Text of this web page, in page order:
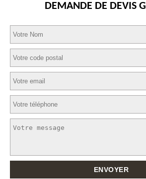
DEMANDE DE DEVIS